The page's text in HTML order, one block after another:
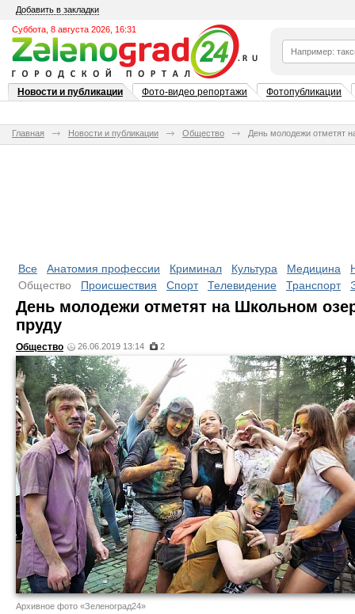
Добавить в закладки
Суббота, 8 августа 2026, 16:31
Новости и публикации Фото-видео репортажи Фотопубликации
Главная Новости и публикации Общество День молодежи отметят
Все Анатомия профессии Криминал Культура Медицина
Общество
Происшествия Спорт Телевидение Транспорт
День молодежи отметят на Школьном
пруду
Общество 26.06.2019 13:14 2
Архивное фото «Зеленоград24»